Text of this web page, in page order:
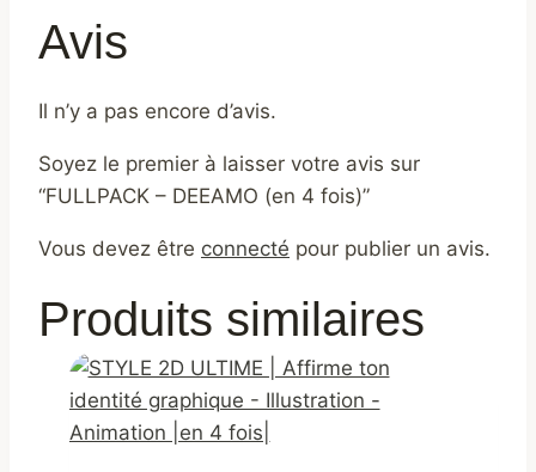
fois)
Avis
Il n’y a pas encore d’avis.
Soyez le premier à laisser votre avis sur
“FULLPACK – DEEAMO (en 4 fois)”
Vous devez être connecté pour publier un avis.
Produits similaires